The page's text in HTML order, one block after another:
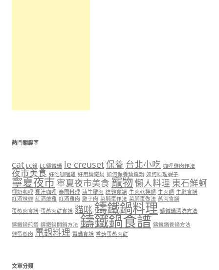
熱門關鍵字
cat LC鍋 LC鑄鐵鍋 le creuset保養 台北小吃 咖哩雞肉作法
夜市美食 好吃咖哩雞 好用鑄鐵鍋 如何保養鑄鐵鍋 如何料理蝦子
寧夏夜市 寧夏夜市美食 寵物懶人料理 東石鮮蚵
椰奶咖哩 椰汁咖哩 泰國料理 滷牛腱肉 燒雞食譜 牛肉乾拌麵 牛肉麵 牛腱食譜
紅酒燉雞 紅酒燒雞 紅酒雞肉 腱子肉 菜脯蛋作法 菜脯蛋做法 蒸肉食譜
蛋蒸肉食譜 蛋蒸肉餅食譜 貓咪 鑄鐵鍋料理 鑄鐵鍋清洗方法
鑄鐵鍋煎蛋 鑄鐵鍋開鍋方法 鑄鐵鍋食譜 鑄鐵鍋養鍋方法
雞蛋蒸肉 電鍋料理 電鍋食譜 香菇蛋蒸肉餅
文章分類